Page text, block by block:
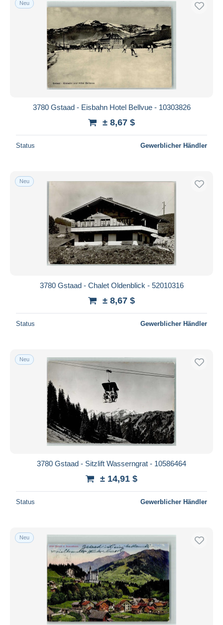
Kostenloser Versand
Zahlungsmethoden
PayPal
Banküberweisung
Mastercard
iDeal
Übernehmen
Neu
3780 Gstaad - Eisbahn Hotel Bellvue - 10303826
± 8,67 $
Status Gewerblicher Händler
Neu
3780 Gstaad - Chalet Oldenblick - 52010316
± 8,67 $
Status Gewerblicher Händler
Neu
3780 Gstaad - Sitzlift Wasserngrat - 10586464
± 14,91 $
Status Gewerblicher Händler
Neu